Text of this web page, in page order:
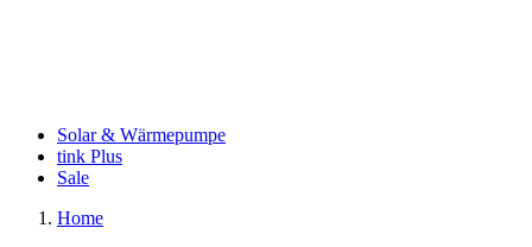
Solar & Wärmepumpe
tink Plus
Sale
Home